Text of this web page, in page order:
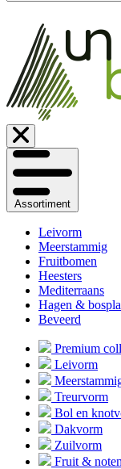
un
Assortiment
Leivorm
Meerstammig
Fruitbomen
Heesters
Mediterraans
Hagen &
Beveerd
Premium
Leivorm
Treurvorm
Bol en
Dakvorm
Zuilvorm
Fruit &